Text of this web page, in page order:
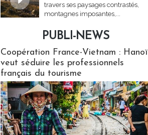
travers ses paysages contrastés,
montagnes imposantes,...
PUBLI-NEWS
Coopération France-Vietnam : Hanoï
veut séduire les professionnels
français du tourisme